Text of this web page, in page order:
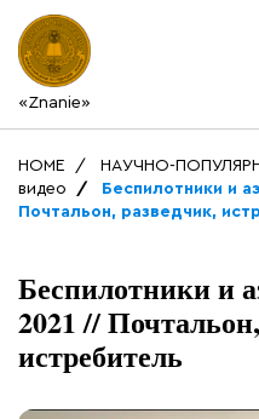
«Znanie»
HOME НАУЧНО-
видео
Беспилотники и
Почтальон, разведчик,
Беспилотники и
2021 //
истребитель